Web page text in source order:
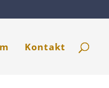
Kontakt